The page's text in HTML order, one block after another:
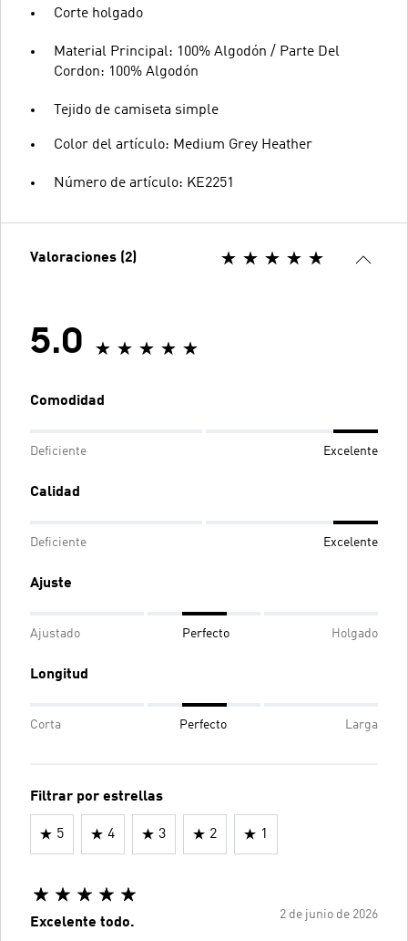
Corte holgado
Material Principal: 100% Algodón / Parte Del
Cordon: 100% Algodón
Tejido de camiseta simple
Color del artículo: Medium Grey Heather
Número de artículo: KE2251
Valoraciones (2)
5.0
Comodidad
Deficiente Excelente
Calidad
Deficiente Excelente
Ajuste
Ajustado Perfecto Holgado
Longitud
Corta Perfecto Larga
Filtrar por estrellas
5 4 3 2 1
2 de junio de 2026
Excelente todo.